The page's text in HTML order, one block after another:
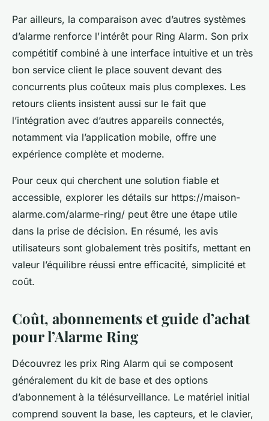
Par ailleurs, la comparaison avec d’autres systèmes
d’alarme renforce l'intérêt pour Ring Alarm. Son prix
compétitif combiné à une interface intuitive et un très
bon service client le place souvent devant des
concurrents plus coûteux mais plus complexes. Les
retours clients insistent aussi sur le fait que
l’intégration avec d’autres appareils connectés,
notamment via l’application mobile, offre une
expérience complète et moderne.
Pour ceux qui cherchent une solution fiable et
accessible, explorer les détails sur https://maison-
alarme.com/alarme-ring/ peut être une étape utile
dans la prise de décision. En résumé, les avis
utilisateurs sont globalement très positifs, mettant en
valeur l’équilibre réussi entre efficacité, simplicité et
coût.
Coût, abonnements et guide d’achat
pour l’Alarme Ring
Découvrez les prix Ring Alarm qui se composent
généralement du kit de base et des options
d’abonnement à la télésurveillance. Le matériel initial
comprend souvent la base, les capteurs, et le clavier,